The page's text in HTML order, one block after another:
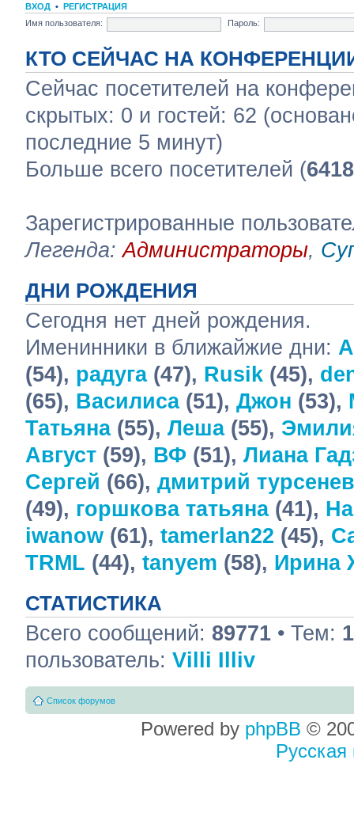
ВХОД • РЕГИСТРАЦИЯ
Имя пользователя:
Пароль:
КТО СЕЙЧАС НА
Сейчас посетителей на
скрытых: 0 и гостей: 62
последние 5 минут)
Больше всего посетителей (6418
Зарегистрированные
Легенда:Администраторы,
ДНИ РОЖДЕНИЯ
Сегодня нет дней рождения.
Именинники в ближайжие дни:
(54), радуга(47), Rusik (45),
(65), Василиса(51), Джон (53),
Татьяна(55), Леша(55),
Август (59), ВФ (51), Лиана
Сергей (66), дмитрий турсенев
(49), горшкова татьяна(41),
iwanow (61), tamerlan22 (45),
TRML (44), tanyem (58), Ирина
СТАТИСТИКА
Всего сообщений: 89771 • Тем:
пользователь: Villi Illiv
Список форумов
Powered by phpBB ©